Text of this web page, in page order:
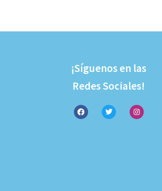
¡Síguenos en las
Redes Sociales!